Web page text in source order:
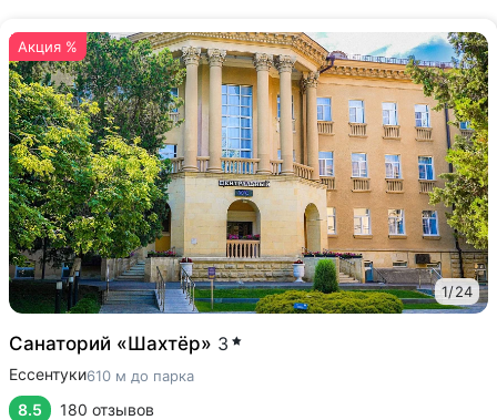
Акция %
1/24
Санаторий «Шахтёр» 3
Ессентуки610 м до парка
8.5 180 отзывов